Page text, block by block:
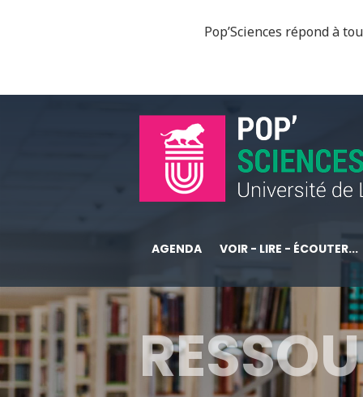
Pop’Sciences répond à
AGENDA VOIR - LIRE - ÉCOUTER...